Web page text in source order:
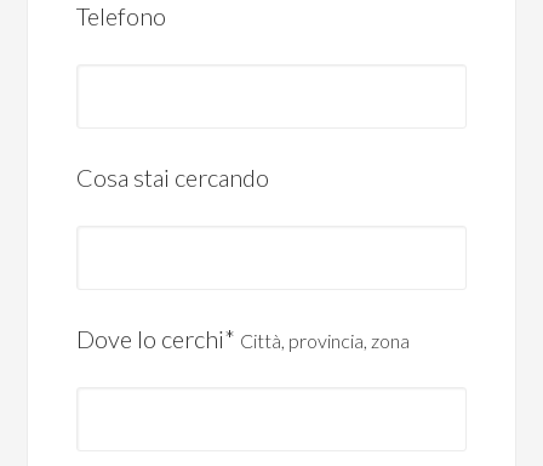
Telefono
Cosa stai cercando
Dove lo cerchi* Città, provincia, zona